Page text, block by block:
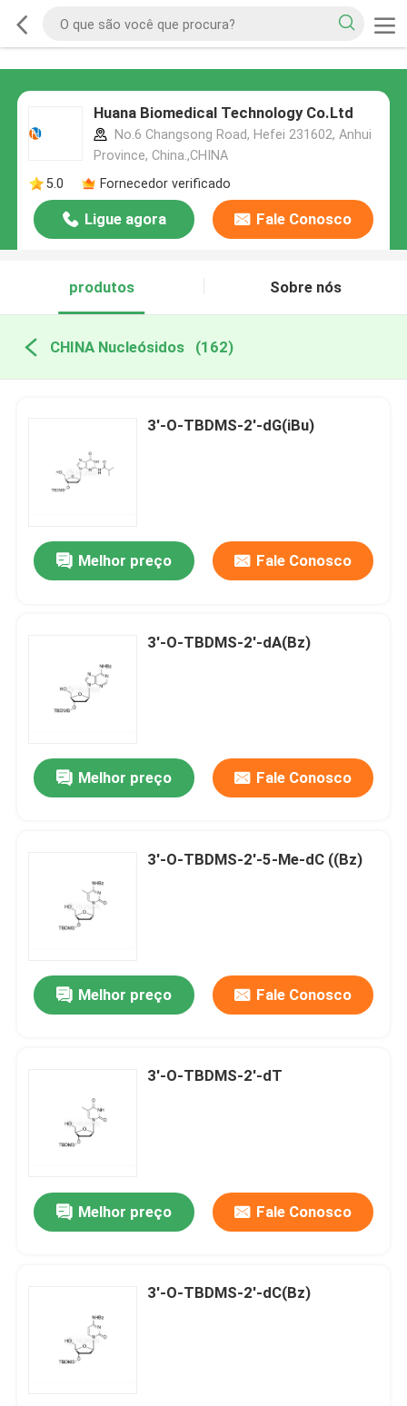
Huana Biomedical Technology Co.Ltd
No.6 Changsong Road, Hefei 231602, Anhui
Province, China.,CHINA
5.0
Fornecedor verificado
Ligue agora Fale Conosco
produtos Sobre nós
CHINA Nucleósidos (162)
3'-O-TBDMS-2'-dG(iBu)
Melhor preço Fale Conosco
3'-O-TBDMS-2'-dA(Bz)
Melhor preço Fale Conosco
3'-O-TBDMS-2'-5-Me-dC ((Bz)
Melhor preço Fale Conosco
3'-O-TBDMS-2'-dT
Melhor preço Fale Conosco
3'-O-TBDMS-2'-dC(Bz)